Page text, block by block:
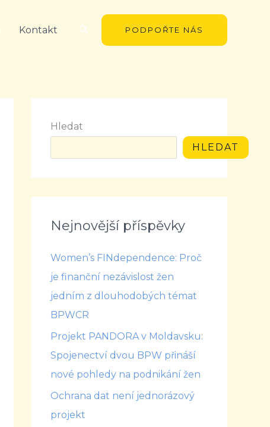
Kontakt Hledat PODPOŘTE NÁS
Hledat
HLEDAT
Nejnovější příspěvky
Women’s FINdependence: Proč
je finanční nezávislost žen
jedním z dlouhodobých témat
BPWCR
Projekt PANDORA v Moldavsku:
Spojenectví dvou BPW přináší
nové pohledy na podnikání žen
Ochrana dat není jednorázový
projekt